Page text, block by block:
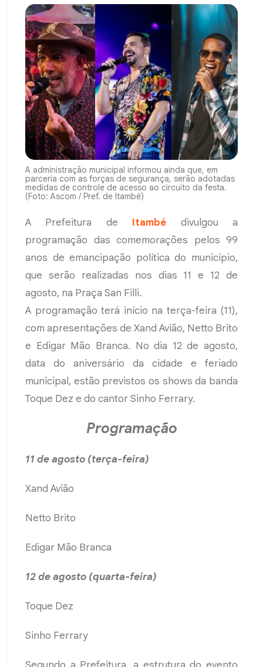
A administração municipal informou ainda que, em
parceria com as forças de segurança, serão adotadas
medidas de controle de acesso ao circuito da festa.
(Foto: Ascom / Pref. de Itambé)
A Prefeitura de Itambé divulgou a
programação das comemorações pelos 99
anos de emancipação política do município,
que serão realizadas nos dias 11 e 12 de
agosto, na Praça San Filli.
A programação terá início na terça-feira (11),
com apresentações de Xand Avião, Netto Brito
e Edigar Mão Branca. No dia 12 de agosto,
data do aniversário da cidade e feriado
municipal, estão previstos os shows da banda
Toque Dez e do cantor Sinho Ferrary.
Programação
11 de agosto (terça-feira)
Xand Avião
Netto Brito
Edigar Mão Branca
12 de agosto (quarta-feira)
Toque Dez
Sinho Ferrary